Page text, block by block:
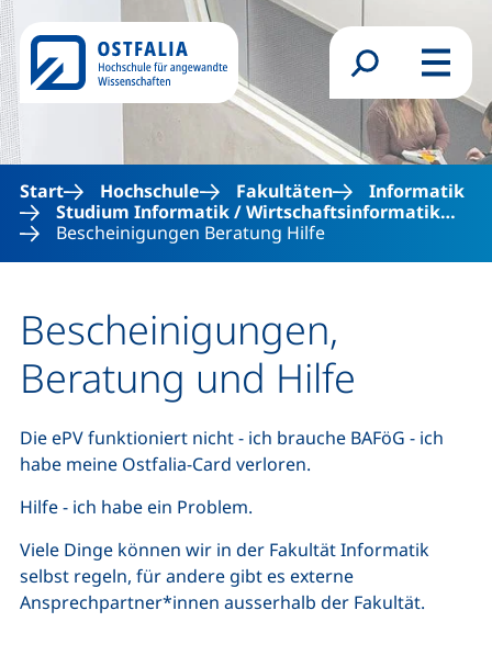
Direkt zum Inhalt
Suchformular
Menü
Start Hochschule Fakultäten
Informatik
Studium Informatik / Wirtschaftsinformatik…
Bescheinigungen Beratung Hilfe
Bescheinigungen,
Beratung und Hilfe
Die ePV funktioniert nicht - ich brauche BAFöG - ich
habe meine Ostfalia-Card verloren.
Hilfe - ich habe ein Problem.
Viele Dinge können wir in der Fakultät Informatik
selbst regeln, für andere gibt es externe
Ansprechpartner*innen ausserhalb der Fakultät.